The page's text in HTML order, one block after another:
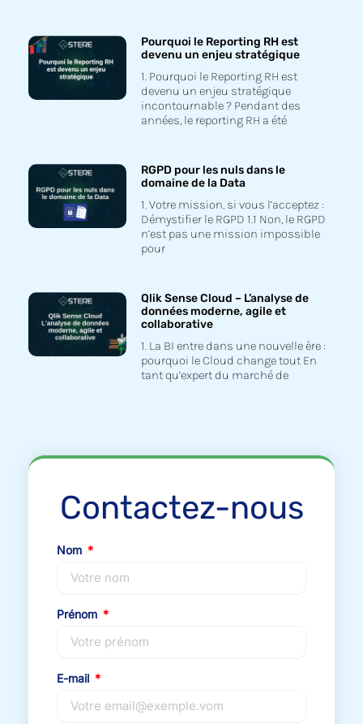
Pourquoi le Reporting RH est
devenu un enjeu stratégique
1. Pourquoi le Reporting RH est
devenu un enjeu stratégique
incontournable ? Pendant des
années, le reporting RH a été
RGPD pour les nuls dans le
domaine de la Data
1. Votre mission, si vous l’acceptez :
Démystifier le RGPD 1.1 Non, le RGPD
n’est pas une mission impossible
pour
Qlik Sense Cloud – L’analyse de
données moderne, agile et
collaborative
1. La BI entre dans une nouvelle ère :
pourquoi le Cloud change tout En
tant qu’expert du marché de
Contactez-nous
Nom
Prénom
E-mail